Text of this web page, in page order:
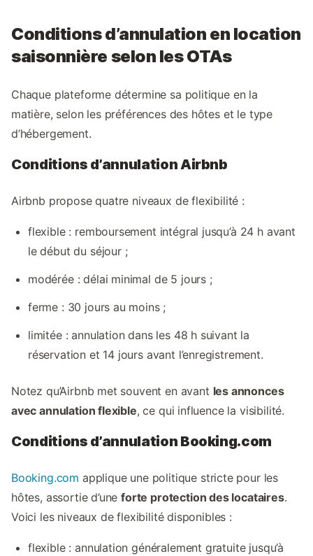
Conditions d’annulation en location
saisonnière selon les OTAs
Chaque plateforme détermine sa politique en la
matière, selon les préférences des hôtes et le type
d’hébergement.
Conditions d’annulation Airbnb
Airbnb propose quatre niveaux de flexibilité :
flexible : remboursement intégral jusqu’à 24 h avant
le début du séjour ;
modérée : délai minimal de 5 jours ;
ferme : 30 jours au moins ;
limitée : annulation dans les 48 h suivant la
réservation et 14 jours avant l’enregistrement.
Notez qu’Airbnb met souvent en avant les annonces
avec annulation flexible, ce qui influence la visibilité.
Conditions d’annulation Booking.com
Booking.com applique une politique stricte pour les
hôtes, assortie d’uneforte protection des locataires.
Voici les niveaux de flexibilité disponibles :
flexible : annulation généralement gratuite jusqu’à